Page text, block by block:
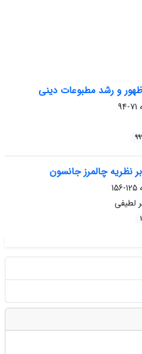
و رشد مطبوعات دینی
71-94
نظریه چالمرز جانسون
125-156
لطیفی